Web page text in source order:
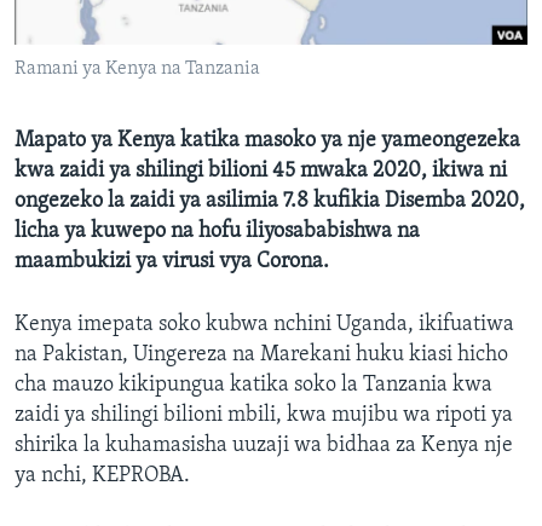
Ramani ya Kenya na Tanzania
Mapato ya Kenya katika masoko ya nje yameongezeka
kwa zaidi ya shilingi bilioni 45 mwaka 2020, ikiwa ni
ongezeko la zaidi ya asilimia 7.8 kufikia Disemba 2020,
licha ya kuwepo na hofu iliyosababishwa na
maambukizi ya virusi vya Corona.
Kenya imepata soko kubwa nchini Uganda, ikifuatiwa
na Pakistan, Uingereza na Marekani huku kiasi hicho
cha mauzo kikipungua katika soko la Tanzania kwa
zaidi ya shilingi bilioni mbili, kwa mujibu wa ripoti ya
shirika la kuhamasisha uuzaji wa bidhaa za Kenya nje
ya nchi, KEPROBA.